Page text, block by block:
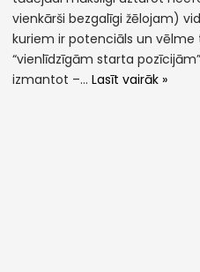
vienkārši bezgalīgi žēlojam)
kuriem ir potenciāls un vēlme
“vienlīdzīgām starta
izmantot –…Lasīt vairāk »